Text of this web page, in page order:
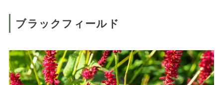
ブラックフィールド